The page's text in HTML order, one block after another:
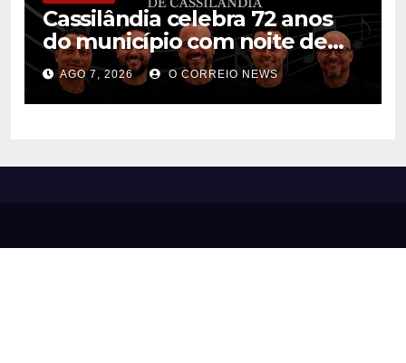
Cassilândia celebra 72 anos
do município com noite de
música, cultura e interação na
Praça São José
AGO 7, 2026 O CORREIO NEWS